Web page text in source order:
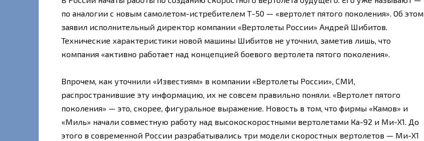
по аналогии с новым самолетом-истребителем Т-50 — «вертолет пятого поколения». Об этом
заявил исполнительный директор компании «Вертолеты России» Андрей Шибитов.
Технические характеристики новой машины Шибитов не уточнил, заметив лишь, что
компания «активно работает над концепцией боевого вертолета пятого поколения».
Впрочем, как уточнили «Известиям» в компании «Вертолеты России», СМИ,
распространившие эту информацию, их не совсем правильно поняли. «Вертолет пятого
поколения» — это, скорее, фигуральное выражение. Новость в том, что фирмы «Камов» и
«Миль» начали совместную работу над высокоскоростными вертолетами Ка-92 и Ми-Х1. До
этого в современной России разрабатывались три модели скоростных вертолетов — Ми-X1